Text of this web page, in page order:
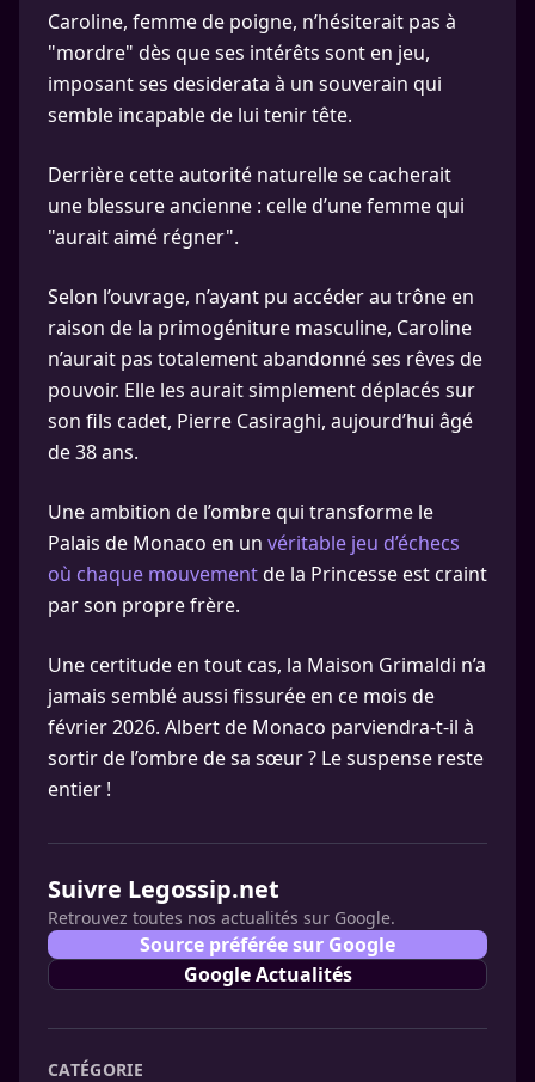
Caroline, femme de poigne, n’hésiterait pas à
"mordre" dès que ses intérêts sont en jeu,
imposant ses desiderata à un souverain qui
semble incapable de lui tenir tête.
Derrière cette autorité naturelle se cacherait
une blessure ancienne : celle d’une femme qui
"aurait aimé régner".
Selon l’ouvrage, n’ayant pu accéder au trône en
raison de la primogéniture masculine, Caroline
n’aurait pas totalement abandonné ses rêves de
pouvoir. Elle les aurait simplement déplacés sur
son fils cadet, Pierre Casiraghi, aujourd’hui âgé
de 38 ans.
Une ambition de l’ombre qui transforme le
Palais de Monaco en un véritable jeu d’échecs
où chaque mouvementde la Princesse est craint
par son propre frère.
Une certitude en tout cas, la Maison Grimaldi n’a
jamais semblé aussi fissurée en ce mois de
février 2026. Albert de Monaco parviendra-t-il à
sortir de l’ombre de sa sœur ? Le suspense reste
entier !
Suivre Legossip.net
Retrouvez toutes nos actualités sur Google.
Source préférée sur Google
Google Actualités
CATÉGORIE